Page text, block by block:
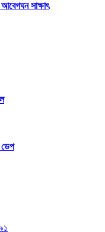
আবেগঘন সাক্ষাৎ